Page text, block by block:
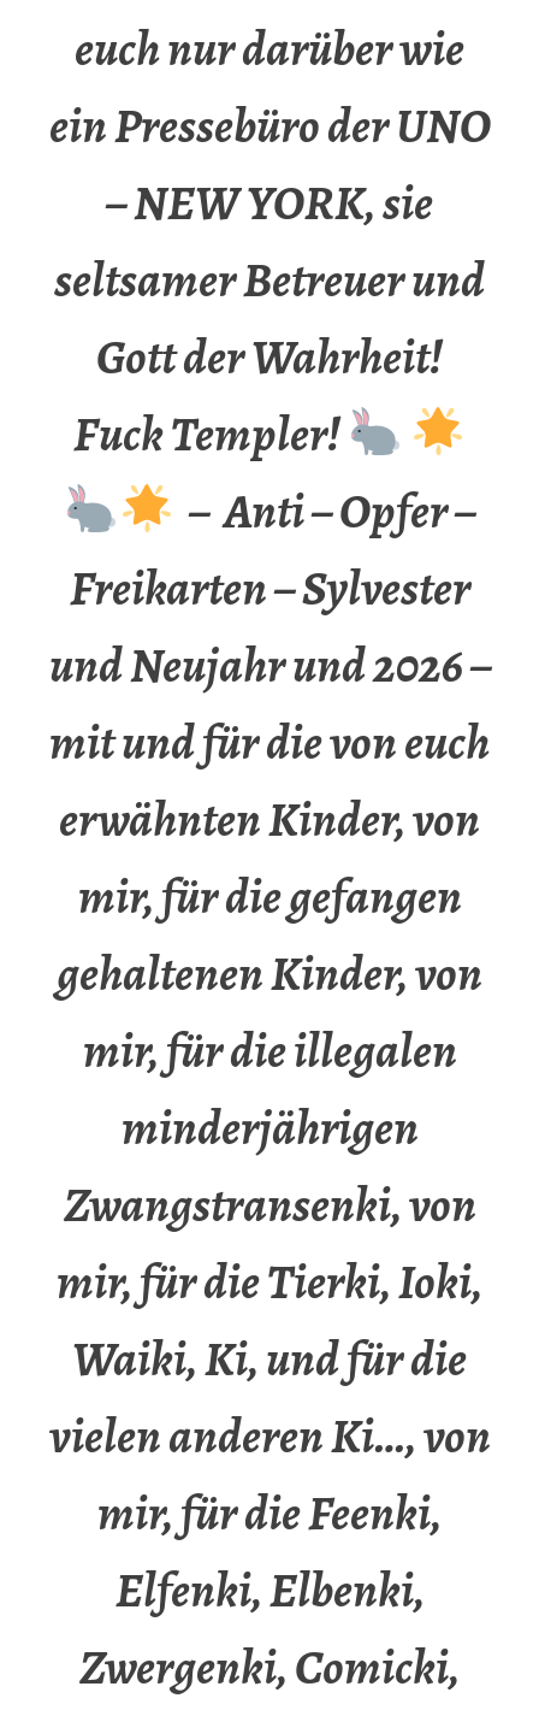
euch nur darüber wie
ein Pressebüro der UNO
– NEW YORK, sie
seltsamer Betreuer und
Gott der Wahrheit!
Fuck Templer!
– Anti – Opfer –
Freikarten – Sylvester
und Neujahr und 2026 –
mit und für die von euch
erwähnten Kinder, von
mir, für die gefangen
gehaltenen Kinder, von
mir, für die illegalen
minderjährigen
Zwangstransenki, von
mir, für die Tierki, Ioki,
Waiki, Ki, und für die
vielen anderen Ki…, von
mir, für die Feenki,
Elfenki, Elbenki,
Zwergenki, Comicki,